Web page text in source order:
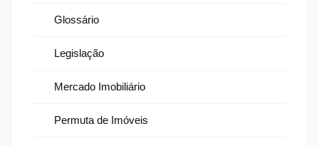
Glossário
Legislação
Mercado Imobiliário
Permuta de Imóveis